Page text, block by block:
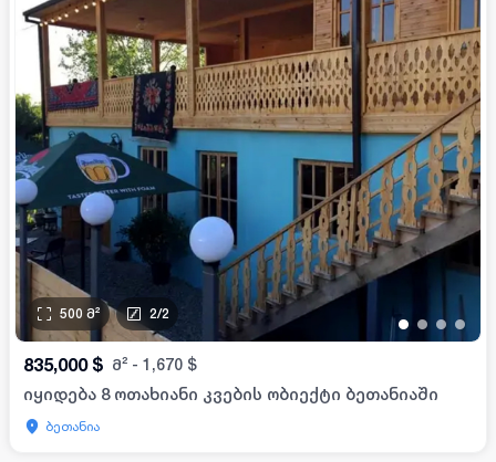
• • • •
500 მ² 2/2
835,000 $ მ² - 1,670 $
იყიდება 8 ოთახიანი კვების ობიექტი ბეთანიაში
ბეთანია